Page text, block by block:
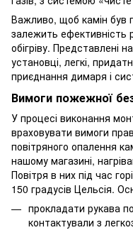
Важливо, щоб камін був
залежить ефективність
обігріву. Представлені
установці, легкі,
приєднання димаря і
Вимоги пожежної
У процесі виконання
враховувати вимоги
повітряного опалення
нашому магазині,
Повітря в них під час
150 градусів Цельсія.
прокладати рукава
контактували з